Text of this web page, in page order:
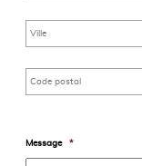
Message *